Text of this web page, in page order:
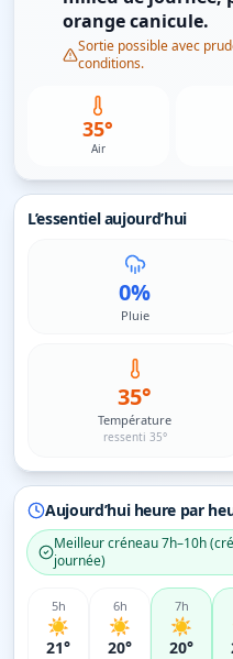
orange canicule.
Sortie possible avec
conditions.
35°
Air
L’essentiel aujourd’hui
0%
Pluie
35°
Température
ressenti 35°
Aujourd’hui heure par
Meilleur créneau7h–10h(
journée)
5h
☀️
21°
6h
☀️
20°
7h
☀️
20°